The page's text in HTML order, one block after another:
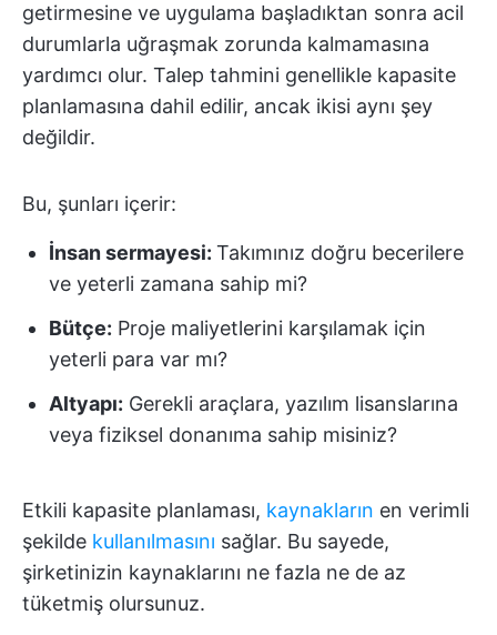
getirmesine ve uygulama başladıktan sonra acil
durumlarla uğraşmak zorunda kalmamasına
yardımcı olur. Talep tahmini genellikle kapasite
planlamasına dahil edilir, ancak ikisi aynı şey
değildir.
Bu, şunları içerir:
İnsan sermayesi: Takımınız doğru becerilere
ve yeterli zamana sahip mi?
Bütçe: Proje maliyetlerini karşılamak için
yeterli para var mı?
Altyapı: Gerekli araçlara, yazılım lisanslarına
veya fiziksel donanıma sahip misiniz?
Etkili kapasite planlaması, kaynakların en verimli
şekilde kullanılmasını sağlar. Bu sayede,
şirketinizin kaynaklarını ne fazla ne de az
tüketmiş olursunuz.